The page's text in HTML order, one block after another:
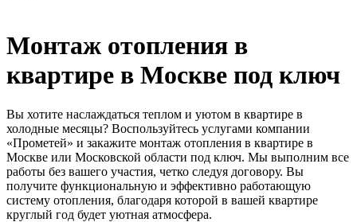
Монтаж отопления в
квартире в Москве под ключ
Вы хотите наслаждаться теплом и уютом в квартире в
холодные месяцы? Воспользуйтесь услугами компании
«Прометей» и закажите монтаж отопления в квартире в
Москве или Московской области под ключ. Мы выполним все
работы без вашего участия, четко следуя договору. Вы
получите функциональную и эффективно работающую
систему отопления, благодаря которой в вашей квартире
круглый год будет уютная атмосфера.